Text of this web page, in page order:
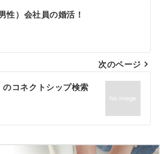
性）会社員の婚活！
次のページ
コネクトシップ検索